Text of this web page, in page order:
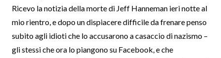
Ricevo la notizia della morte di Jeff Hanneman ieri notte al
mio rientro, e dopo un dispiacere difficile da frenare penso
subito agli idioti che lo accusarono a casaccio di nazismo –
gli stessi che ora lo piangono su Facebook, e che